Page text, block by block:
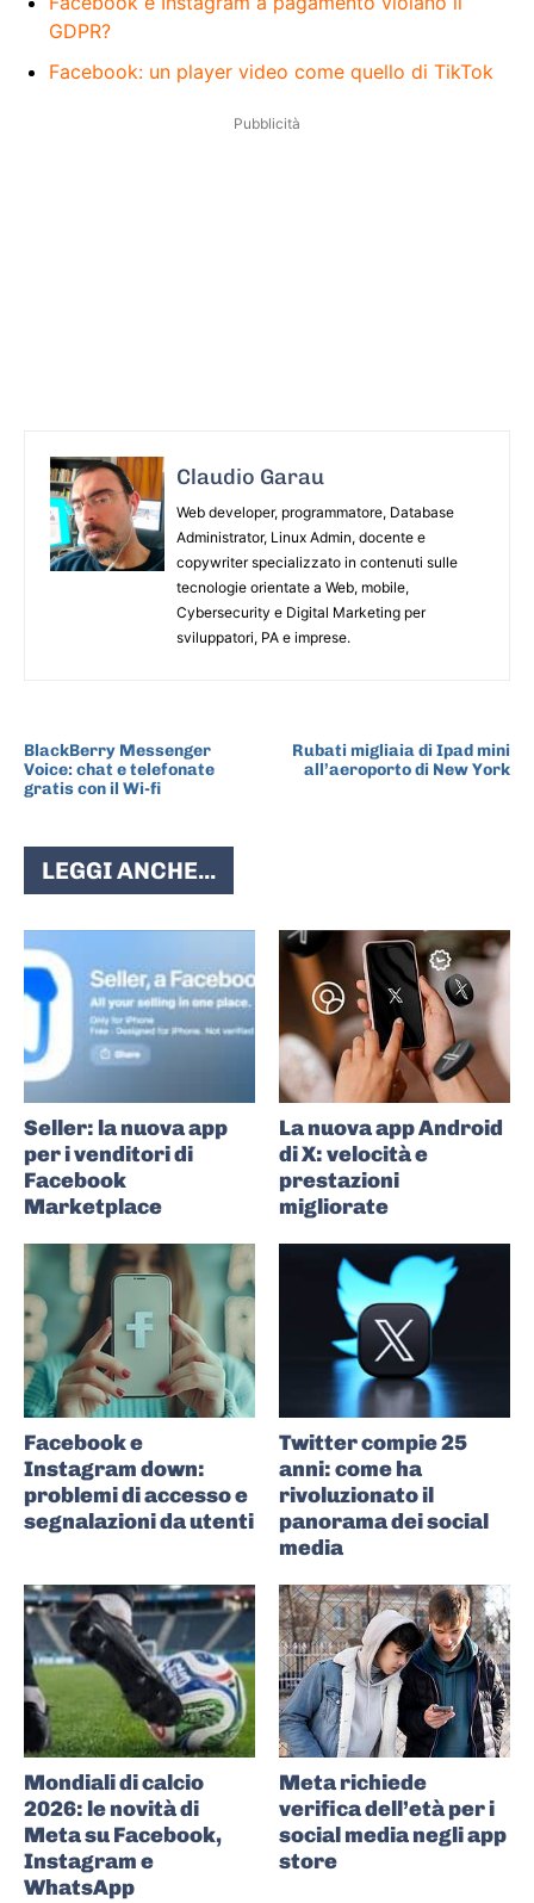
GDPR?
Facebook: un player video come quello di TikTok
Pubblicità
Claudio Garau
Web developer, programmatore, Database
Administrator, Linux Admin, docente e
copywriter specializzato in contenuti sulle
tecnologie orientate a Web, mobile,
Cybersecurity e Digital Marketing per
sviluppatori, PA e imprese.
BlackBerry Messenger
Voice: chat e telefonate
gratis con il Wi-fi
Rubati migliaia di Ipad mini
all’aeroporto di New York
LEGGI ANCHE...
Seller: la nuova app
per i venditori di
Facebook
Marketplace
La nuova app Android
di X: velocità e
prestazioni
migliorate
Facebook e
Instagram down:
problemi di accesso e
segnalazioni da utenti
Twitter compie 25
anni: come ha
rivoluzionato il
panorama dei social
media
Mondiali di calcio
2026: le novità di
Meta su Facebook,
Instagram e
WhatsApp
Meta richiede
verifica dell’età per i
social media negli app
store